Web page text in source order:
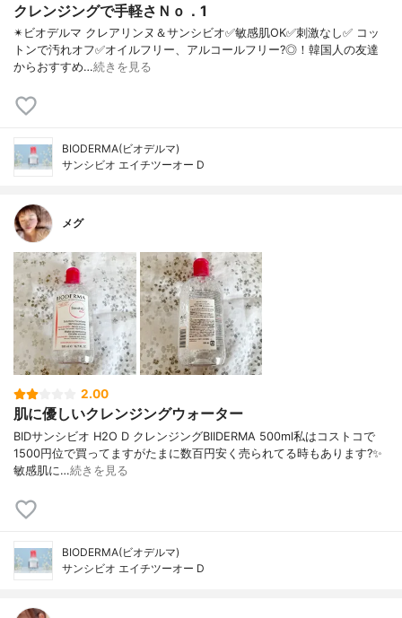
クレンジングで手軽さＮｏ．1
✴ビオデルマ クレアリンヌ＆サンシビオ ✅敏感肌OK ✅刺激なし ✅ コッ
トンで汚れオフ ✅オイルフリー、アルコールフリー?◎！ 韓国人の友達
からおすすめ…続きを見る
BIODERMA(ビオデルマ)
サンシビオ エイチツーオー D
メグ
2.00
肌に優しいクレンジングウォーター
BIDサンシビオ H2O D クレンジングBIIDERMA 500ml私はコストコで
1500円位で買ってますがたまに数百円安く売られてる時もあります?✨
敏感肌に…続きを見る
BIODERMA(ビオデルマ)
サンシビオ エイチツーオー D